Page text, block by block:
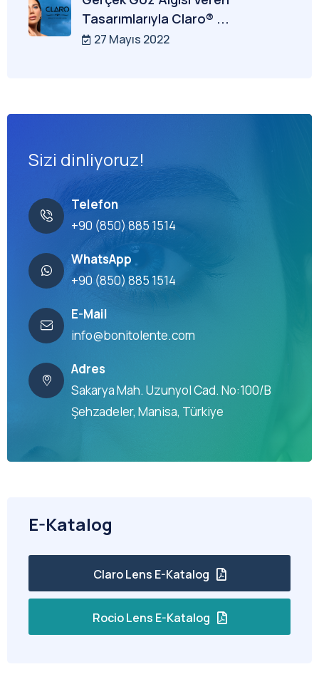
Tasarımlarıyla Claro® ...
27 Mayıs 2022
Sizi dinliyoruz!
Telefon
+90 (850) 885 1514
WhatsApp
+90 (850) 885 1514
E-Mail
info@bonitolente.com
Adres
Sakarya Mah. Uzunyol Cad. No:100/B
Şehzadeler, Manisa, Türkiye
E-Katalog
Claro Lens E-Katalog
Rocio Lens E-Katalog